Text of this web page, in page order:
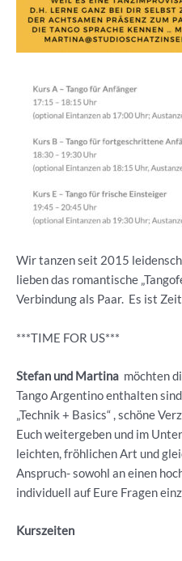
Wir tanzen seit 2015
lieben das romantische
Verbindung als Paar. Es ist
***TIME FOR US***
Stefan und Martina möchten
Tango Argentino enthalten
„Technik + Basics“ , schöne
Euch weitergeben und im
leichten, fröhlichen Art und
Anspruch- sowohl an einen
individuell auf Eure Fragen
Kurszeiten